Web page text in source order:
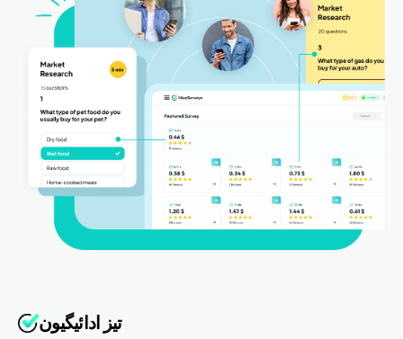
تيز ادائيگيون